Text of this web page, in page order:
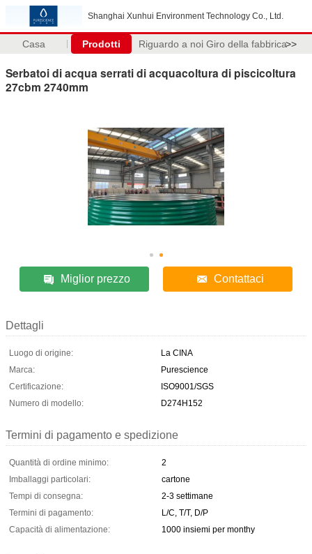
Shanghai Xunhui Environment Technology Co., Ltd.
Casa Prodotti Riguardo a noi Giro della fabbrica>>
Serbatoi di acqua serrati di acquacoltura di piscicoltura
27cbm 2740mm
Miglior prezzo Contattaci
Dettagli
Luogo di origine:
La CINA
Marca:
Purescience
Certificazione:
ISO9001/SGS
Numero di modello:
D274H152
Termini di pagamento e spedizione
Quantità di ordine minimo:
2
Imballaggi particolari:
cartone
Tempi di consegna:
2-3 settimane
Termini di pagamento:
L/C, T/T, D/P
Capacità di alimentazione:
1000 insiemi per monthy